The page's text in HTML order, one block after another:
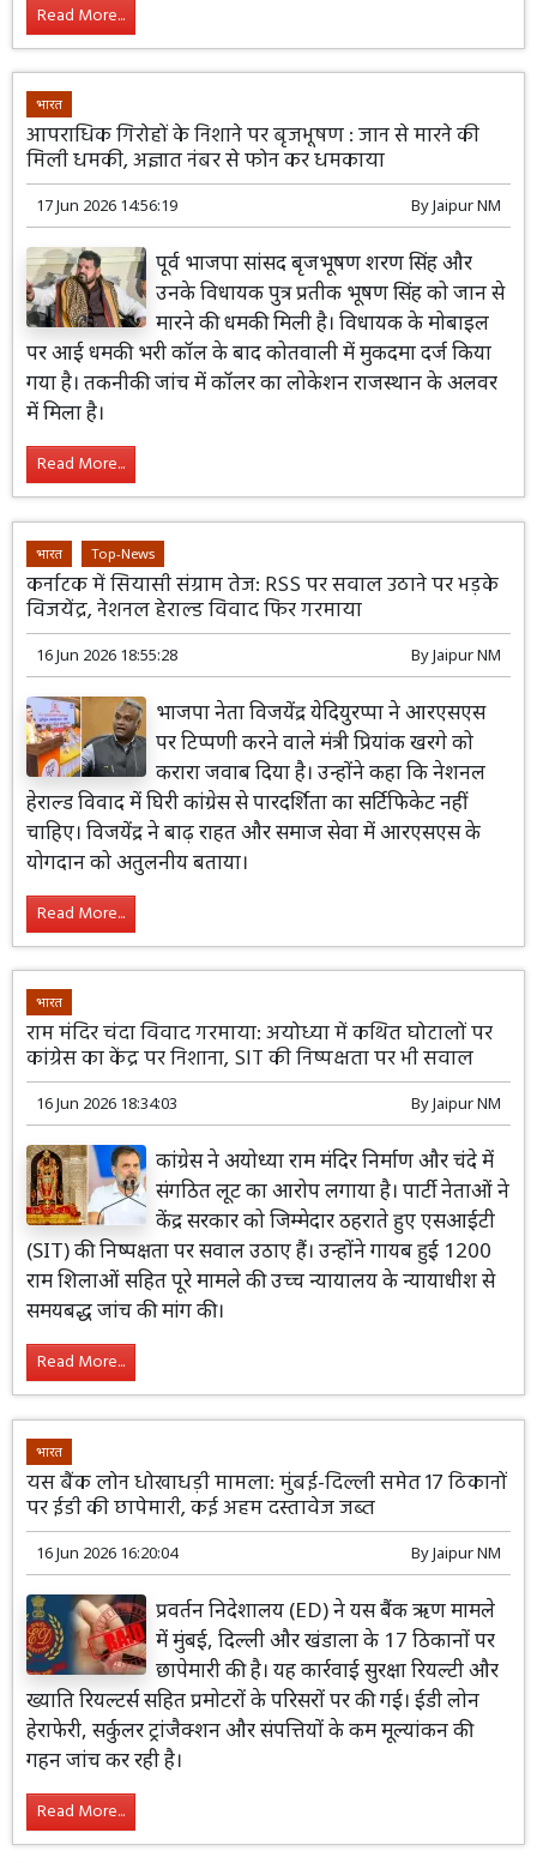
Read More...
भारत
आपराधिक गिरोहों के निशाने पर बृजभूषण : जान से मारने की
मिली धमकी, अज्ञात नंबर से फोन कर धमकाया
17 Jun 2026 14:56:19 ByJaipur NM
पूर्व भाजपा सांसद बृजभूषण शरण सिंह और
उनके विधायक पुत्र प्रतीक भूषण सिंह को जान से
मारने की धमकी मिली है। विधायक के मोबाइल
पर आई धमकी भरी कॉल के बाद कोतवाली में मुकदमा दर्ज किया
गया है। तकनीकी जांच में कॉलर का लोकेशन राजस्थान के अलवर
में मिला है।
Read More...
भारत Top-News
कर्नाटक में सियासी संग्राम तेज: RSS पर सवाल उठाने पर भड़के
विजयेंद्र, नेशनल हेराल्ड विवाद फिर गरमाया
16 Jun 2026 18:55:28 ByJaipur NM
भाजपा नेता विजयेंद्र येदियुरप्पा ने आरएसएस
पर टिप्पणी करने वाले मंत्री प्रियांक खरगे को
करारा जवाब दिया है। उन्होंने कहा कि नेशनल
हेराल्ड विवाद में घिरी कांग्रेस से पारदर्शिता का सर्टिफिकेट नहीं
चाहिए। विजयेंद्र ने बाढ़ राहत और समाज सेवा में आरएसएस के
योगदान को अतुलनीय बताया।
Read More...
भारत
राम मंदिर चंदा विवाद गरमाया: अयोध्या में कथित घोटालों पर
कांग्रेस का केंद्र पर निशाना, SIT की निष्पक्षता पर भी सवाल
16 Jun 2026 18:34:03 ByJaipur NM
कांग्रेस ने अयोध्या राम मंदिर निर्माण और चंदे में
संगठित लूट का आरोप लगाया है। पार्टी नेताओं ने
केंद्र सरकार को जिम्मेदार ठहराते हुए एसआईटी
(SIT) की निष्पक्षता पर सवाल उठाए हैं। उन्होंने गायब हुई 1200
राम शिलाओं सहित पूरे मामले की उच्च न्यायालय के न्यायाधीश से
समयबद्ध जांच की मांग की।
Read More...
भारत
यस बैंक लोन धोखाधड़ी मामला: मुंबई-दिल्ली समेत 17 ठिकानों
पर ईडी की छापेमारी, कई अहम दस्तावेज जब्त
16 Jun 2026 16:20:04 ByJaipur NM
प्रवर्तन निदेशालय (ED) ने यस बैंक ऋण मामले
में मुंबई, दिल्ली और खंडाला के 17 ठिकानों पर
छापेमारी की है। यह कार्रवाई सुरक्षा रियल्टी और
ख्याति रियल्टर्स सहित प्रमोटरों के परिसरों पर की गई। ईडी लोन
हेराफेरी, सर्कुलर ट्रांजैक्शन और संपत्तियों के कम मूल्यांकन की
गहन जांच कर रही है।
Read More...